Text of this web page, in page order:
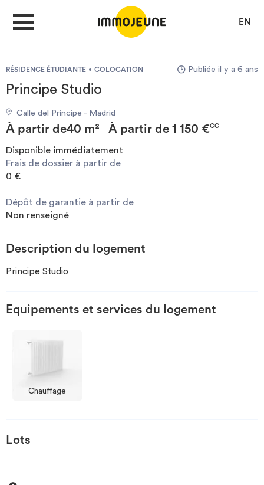
EN
DÉPOSER UNE ANNONCE
Je cherche un logement
Je propose un bien
Investir
Blog
RÉSIDENCE ÉTUDIANTE COLOCATION Publiée il y a 6 ans
Principe Studio
Calle del Príncipe - Madrid
À partir de40 m² À partir de 1 150 €CC
Disponible immédiatement
Frais de dossier à partir de
0 €
Dépôt de garantie à partir de
Non renseigné
Description du logement
Principe Studio
Equipements et services du logement
Chauffage
Lots